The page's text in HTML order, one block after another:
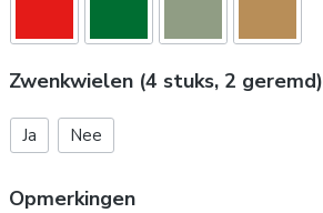
Zwenkwielen (4 stuks, 2 geremd)
Ja Nee
Opmerkingen